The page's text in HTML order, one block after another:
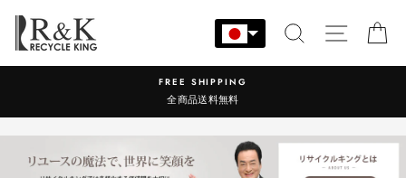
ン
検索 サイト
FREE SHIPPING
全商品送料無料